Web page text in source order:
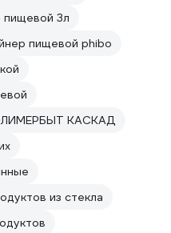
пищевой 3л
пищевой phibo
КАСКАД
из стекла